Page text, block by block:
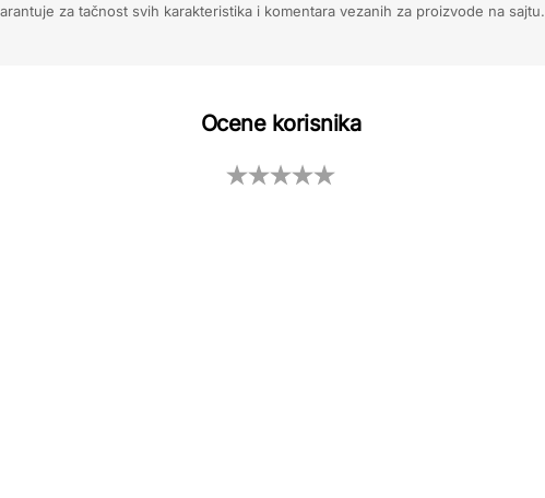
za tačnost svih karakteristika i komentara vezanih za proizvode na sajtu.
Ocene korisnika